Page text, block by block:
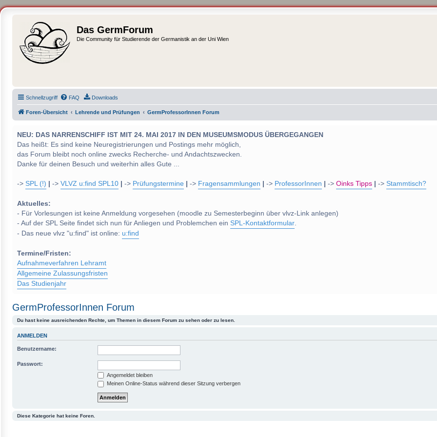
Das GermForum
Die Community für Studierende der Germanistik an der Uni Wien
Schnellzugriff FAQ Downloads
Foren-Übersicht Lehrende und Prüfungen GermProfessorInnen Forum
NEU: DAS NARRENSCHIFF IST MIT 24. MAI 2017 IN DEN MUSEUMSMODUS ÜBERGEGANGEN
Das heißt: Es sind keine Neuregistrierungen und Postings mehr möglich,
das Forum bleibt noch online zwecks Recherche- und Andachtszwecken.
Danke für deinen Besuch und weiterhin alles Gute ...
-> SPL (!) -> VLVZ u:find SPL10 -> Prüfungstermine -> Fragensammlungen -> ProfessorInnen -> Oinks Tipps -> Stammtisch?
Aktuelles:
- Für Vorlesungen ist keine Anmeldung vorgesehen (moodle zu Semesterbeginn über vlvz-Link anlegen)
- Auf der SPL Seite findet sich nun für Anliegen und Problemchen ein SPL-Kontaktformular.
- Das neue vlvz "u:find" ist online: u:find
Termine/Fristen:
Aufnahmeverfahren Lehramt
Allgemeine Zulassungsfristen
Das Studienjahr
GermProfessorInnen Forum
Du hast keine ausreichenden Rechte, um Themen in diesem Forum zu sehen oder zu lesen.
ANMELDEN
Benutzername:
Passwort:
Angemeldet bleiben
Meinen Online-Status während dieser Sitzung verbergen
Diese Kategorie hat keine Foren.